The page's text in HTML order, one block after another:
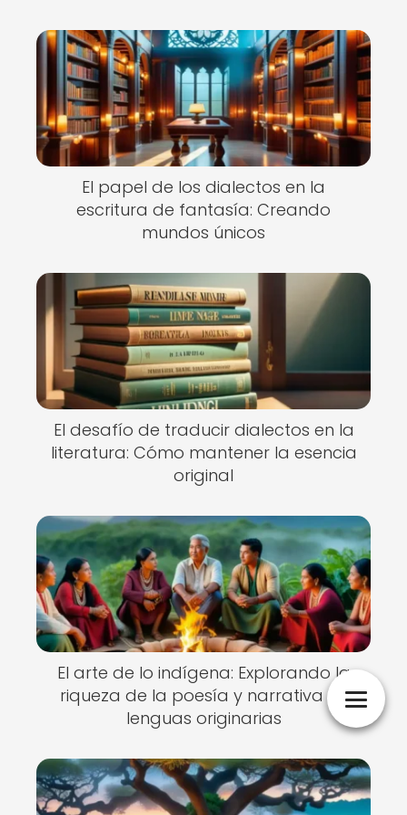
El papel de los dialectos en la
escritura de fantasía: Creando
mundos únicos
El desafío de traducir dialectos en la
literatura: Cómo mantener la esencia
original
El arte de lo indígena: Explorando la
riqueza de la poesía y narrativa en
lenguas originarias